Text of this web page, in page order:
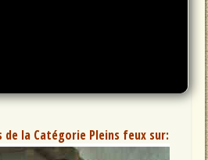
la Catégorie Pleins feux sur: